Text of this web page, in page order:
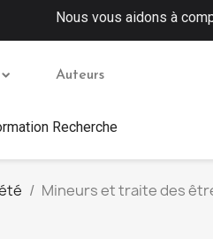
Nous vous aidons à
Auteurs
Recherche
Mineurs et traite des